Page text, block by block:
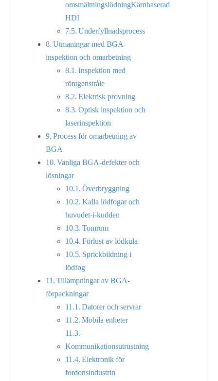
omsmältningslödningKärnbaserad
HDI
Underfyllnadsprocess
Utmaningar med BGA-
inspektion och omarbetning
Inspektion med
röntgenstråle
Elektrisk provning
Optisk inspektion och
laserinspektion
Process för omarbetning av
BGA
Vanliga BGA-defekter och
lösningar
Överbryggning
Kalla lödfogar och
huvudet-i-kudden
Tomrum
Förlust av lödkula
Sprickbildning i
lödfog
Tillämpningar av BGA-
förpackningar
Datorer och servrar
Mobila enheter
Kommunikationsutrustning
Elektronik för
fordonsindustrin